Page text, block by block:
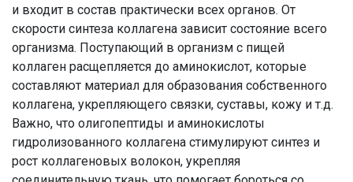
и входит в состав практически всех органов. От
скорости синтеза коллагена зависит состояние всего
организма. Поступающий в организм с пищей
коллаген расщепляется до аминокислот, которые
составляют материал для образования собственного
коллагена, укрепляющего связки, суставы, кожу и т.д.
Важно, что олигопептиды и аминокислоты
гидролизованного коллагена стимулируют синтез и
рост коллагеновых волокон, укрепляя